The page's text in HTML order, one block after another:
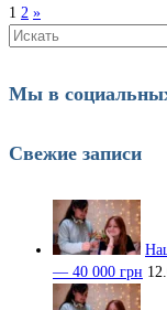
1 2 »
Искать:
Мы в
Свежие записи
— 40 000 грн